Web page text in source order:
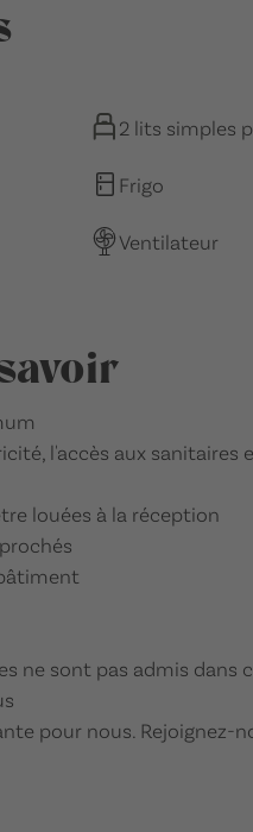
2 lits simples
Frigo
Ventilateur
l'accès aux sanitaires
louées à la réception
ne sont pas admis dans
pour nous. Rejoignez-